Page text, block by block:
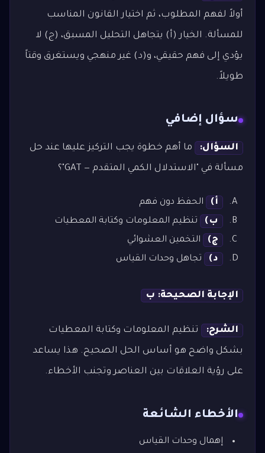
أولاً لفهم المطلوب، ثم اختيار القانون المناسب
للمسألة. الخيار (أ) يتجاهل التحليل المسبق، (ج) لا
يؤدي إلى فهم حقيقي، و(د) غير منهجي ويستغرق وقتاً
طويلاً.
سؤال إضافي
السؤال: ما أهم خطوة يجب التركيز عليها عند حل
مسألة في "الاستدلال الكمي المتقدم — GAT"؟
أ)
الحفظ دون فهم
ب)
تنظيم المعلومات وكتابة المعطيات
ج)
التخمين العشوائي
د)
تجاهل وحدات القياس
الإجابة الصحيحة: ب
الشرح: تنظيم المعلومات وكتابة المعطيات
بشكل واضح هو أساس الحل الصحيح. هذا يساعد
على رؤية العلاقات بين العناصر وتجنب الأخطاء.
الأخطاء الشائعة
إهمال وحدات القياس